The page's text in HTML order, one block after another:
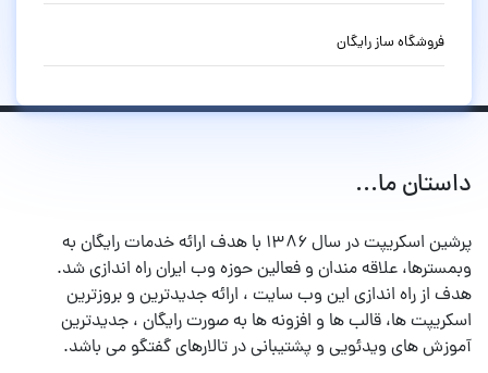
فروشگاه ساز رایگان
داستان ما...
پرشین اسکریپت در سال ۱۳۸۶ با هدف ارائه خدمات رایگان به
وبمسترها، علاقه مندان و فعالین حوزه وب ایران راه اندازی شد.
هدف از راه اندازی این وب سایت ، ارائه جدیدترین و بروزترین
اسکریپت ها، قالب ها و افزونه ها به صورت رایگان ، جدیدترین
آموزش های ویدئویی و پشتیبانی در تالارهای گفتگو می باشد.